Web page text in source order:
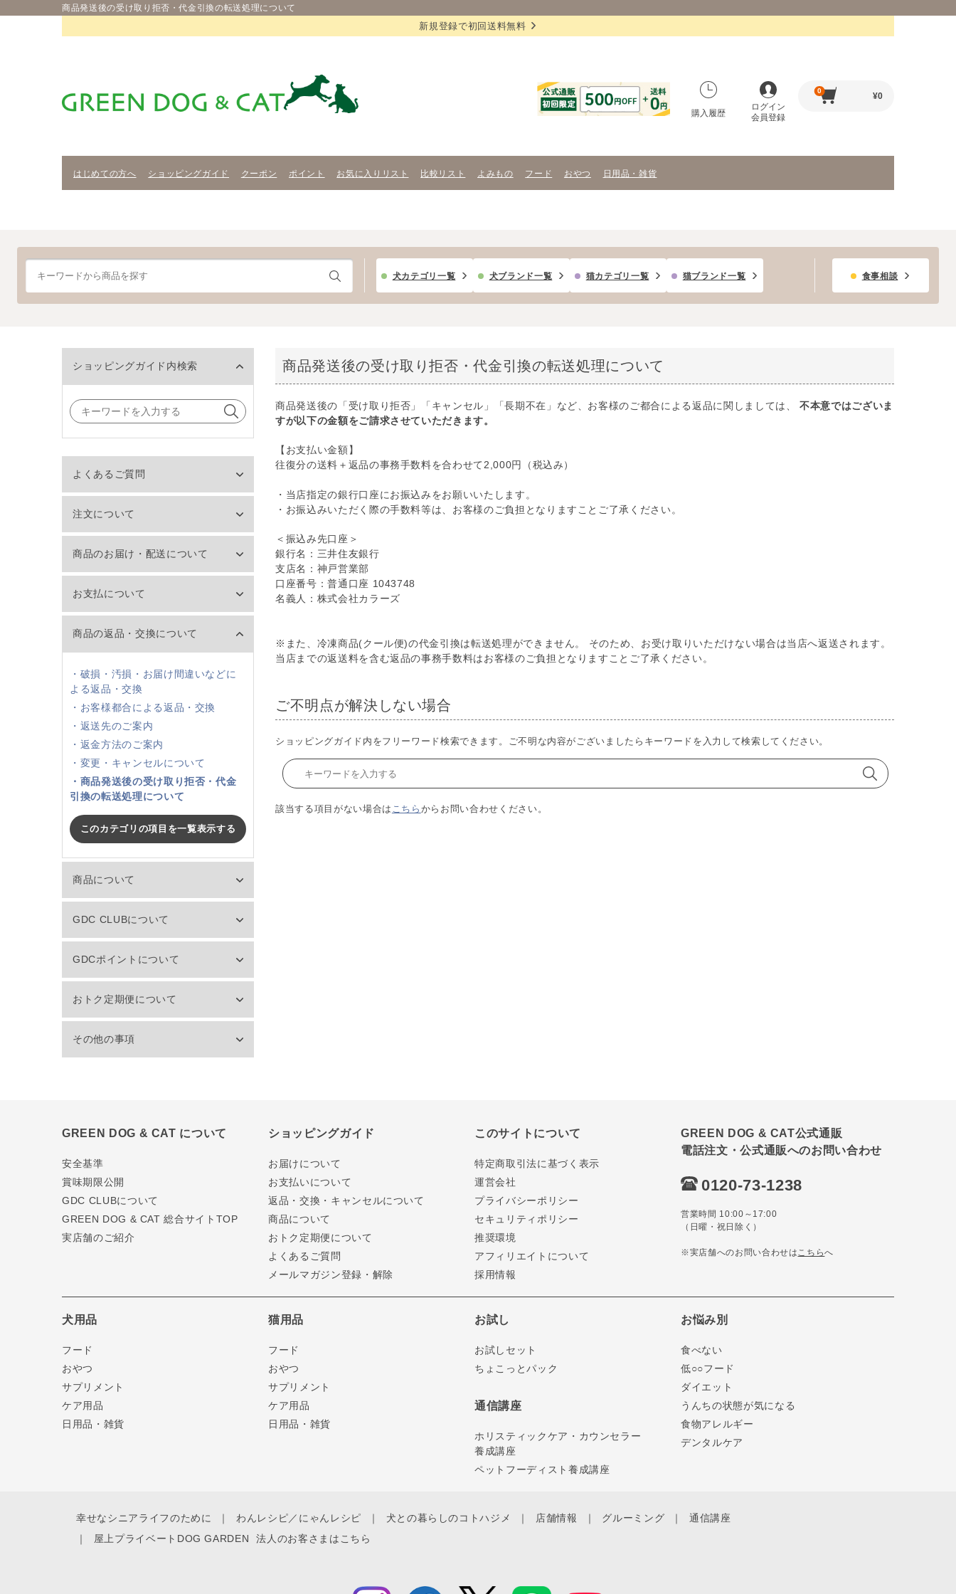
商品発送後の受け取り拒否・代金引換の転送処理について
新規登録で初回送料無料
購入履歴
ログイン
会員登録
0
¥0
はじめての方へ ショッピングガイド クーポン ポイント お気に入りリスト 比較リスト よみもの フード おやつ 日用品・雑貨
犬カテゴリ一覧 犬ブランド一覧 猫カテゴリ一覧 猫ブランド一覧 食事相談
ショッピングガイド内検索
検索
よくあるご質問
注文について
商品のお届け・配送について
お支払について
商品の返品・交換について
・破損・汚損・お届け間違いなどに
よる返品・交換
・お客様都合による返品・交換
・返送先のご案内
・返金方法のご案内
・変更・キャンセルについて
・商品発送後の受け取り拒否・代金
引換の転送処理について
このカテゴリの項目を一覧表示する
商品について
GDC CLUBについて
GDCポイントについて
おトク定期便について
その他の事項
商品発送後の受け取り拒否・代金引換の転送処理について
商品発送後の「受け取り拒否」「キャンセル」「長期不在」など、お客様のご都合による返品に関しましては、不本意ではございま
すが以下の金額をご請求させていただきます。
【お支払い金額】
往復分の送料＋返品の事務手数料を合わせて2,000円（税込み）
・当店指定の銀行口座にお振込みをお願いいたします。
・お振込みいただく際の手数料等は、お客様のご負担となりますことご了承ください。
＜振込み先口座＞
銀行名：三井住友銀行
支店名：神戸営業部
口座番号：普通口座 1043748
名義人：株式会社カラーズ
※また、冷凍商品(クール便)の代金引換は転送処理ができません。 そのため、お受け取りいただけない場合は当店へ返送されます。
当店までの返送料を含む返品の事務手数料はお客様のご負担となりますことご了承ください。
ご不明点が解決しない場合
ショッピングガイド内をフリーワード検索できます。ご不明な内容がございましたらキーワードを入力して検索してください。
検索
該当する項目がない場合は こちら からお問い合わせください。
GREEN DOG & CAT について
安全基準
賞味期限公開
GDC CLUBについて
GREEN DOG & CAT 総合サイトTOP
実店舗のご紹介
ショッピングガイド
お届けについて
お支払いについて
返品・交換・キャンセルについて
商品について
おトク定期便について
よくあるご質問
メールマガジン登録・解除
このサイトについて
特定商取引法に基づく表示
運営会社
プライバシーポリシー
セキュリティポリシー
推奨環境
アフィリエイトについて
採用情報
GREEN DOG & CAT公式通販
電話注文・公式通販へのお問い合わせ
0120-73-1238
営業時間 10:00～17:00
（日曜・祝日除く）
※実店舗へのお問い合わせはこちらへ
犬用品
フード
おやつ
サプリメント
ケア用品
日用品・雑貨
猫用品
フード
おやつ
サプリメント
ケア用品
日用品・雑貨
お試し
お試しセット
ちょこっとパック
通信講座
ホリスティックケア・カウンセラー
養成講座
ペットフーディスト養成講座
お悩み別
食べない
低○○フード
ダイエット
うんちの状態が気になる
食物アレルギー
デンタルケア
幸せなシニアライフのために わんレシピ／にゃんレシピ 犬との暮らしのコトハジメ 店舗情報 グルーミング
通信講座
屋上プライベートDOG GARDEN
法人のお客さまはこちら